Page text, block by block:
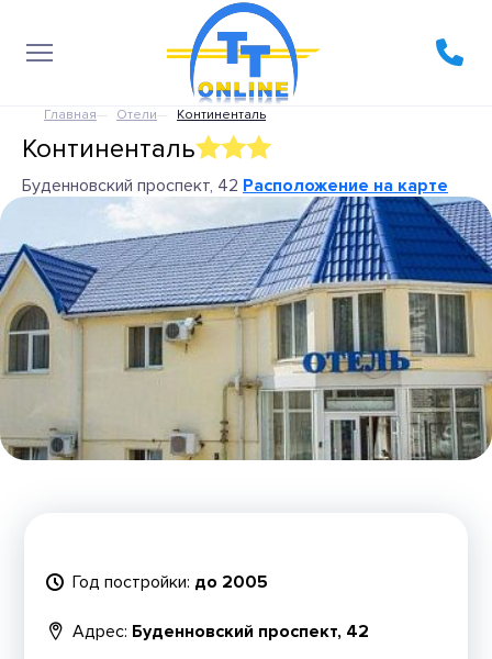
Главная Отели Континенталь
Континенталь
Буденновский проспект, 42 Расположение на карте
Год постройки: до 2005
Адрес: Буденновский проспект, 42